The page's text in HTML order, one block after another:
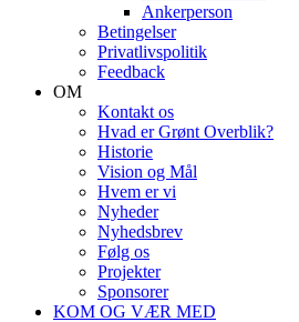
Ankerperson
Betingelser
Privatlivspolitik
Feedback
OM
Kontakt os
Hvad er Grønt Overblik?
Historie
Vision og Mål
Hvem er vi
Nyheder
Nyhedsbrev
Følg os
Projekter
Sponsorer
KOM OG VÆR MED